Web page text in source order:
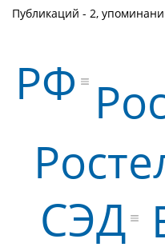
Публикаций - 2,
СЭД
РФ